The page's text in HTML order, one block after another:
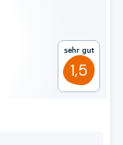
Sehr gut
1,5